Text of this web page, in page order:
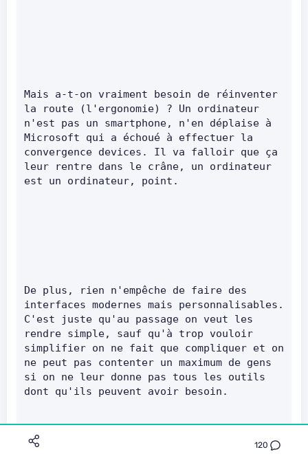
120
Mais a-t-on vraiment besoin de réinventer
la route (l'ergonomie) ? Un ordinateur
n'est pas un smartphone, n'en déplaise à
Microsoft qui a échoué à effectuer la
convergence devices. Il va falloir que ça
leur rentre dans le crâne, un ordinateur
est un ordinateur, point.
De plus, rien n'empêche de faire des
interfaces modernes mais personnalisables.
C'est juste qu'au passage on veut les
rendre simple, sauf qu'à trop vouloir
simplifier on ne fait que compliquer et on
ne peut pas contenter un maximum de gens
si on ne leur donne pas tous les outils
dont qu'ils peuvent avoir besoin.